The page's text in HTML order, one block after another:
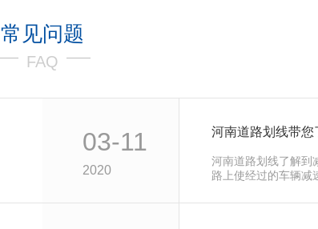
常见问题
FAQ
03-11
2020
河南道路划线带
河南道路划线了解到
路上使经过的车辆减